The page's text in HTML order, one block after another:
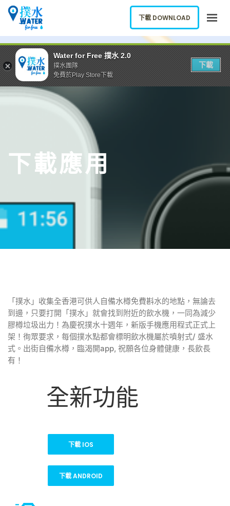
關於我們
下載應用
報告新飲水機
ENGLISH
下載 DOWNLOAD
下載應用
「撲水」收集全香港可供人自備水樽免費斟水的地點，無論去
到邊，只要打開「撲水」就會找到附近的飲水機，一同為減少
膠樽垃圾出力！為慶祝撲水十週年，新版手機應用程式正式上
架！徇眾要求， 每個撲水點都會標明飲水機屬於噴射式/ 盛水
式。出街自備水樽，臨渴開app, 祝願各位身體健康，長飲長
有！
全新功能
下載 IOS
下載 ANDROID
下載 DOWNLOAD
Water for Free 撲水 2.0
撲水團隊
免費於Play Store下載
下載